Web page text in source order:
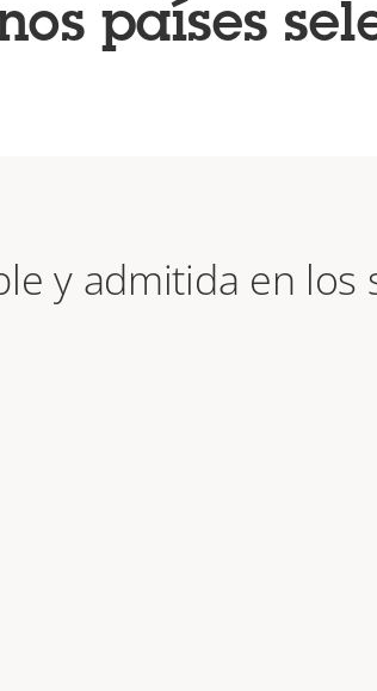
países
y admitida en los